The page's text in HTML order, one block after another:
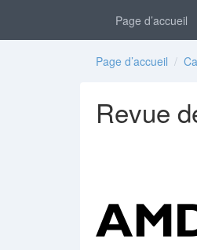
Page d’accueil
Page d’accueil /
Revue